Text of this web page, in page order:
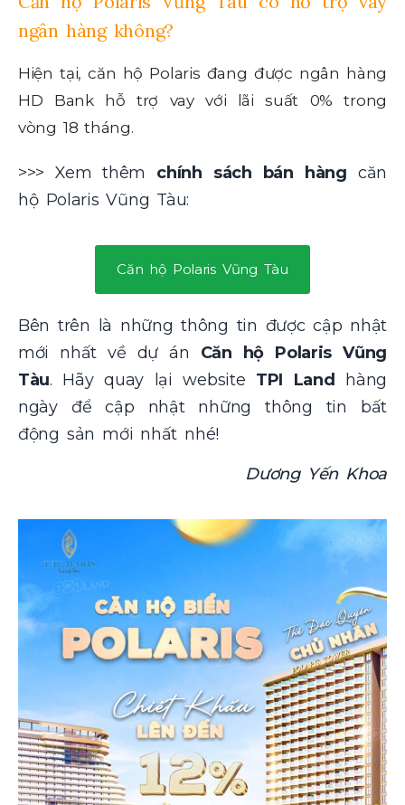
ngân hàng không?
Hiện tại, căn hộ Polaris đang được ngân hàng
HD Bank hỗ trợ vay với lãi suất 0% trong
vòng 18 tháng.
>>> Xem thêm chính sách bán hàng căn
hộ Polaris Vũng Tàu:
Căn hộ Polaris Vũng Tàu
Bên trên là những thông tin được cập nhật
mới nhất về dự án Căn hộ Polaris Vũng
Tàu. Hãy quay lại website TPI Land
hàng
ngày để cập nhật những thông tin bất
động sản mới nhất nhé!
Dương Yến Khoa